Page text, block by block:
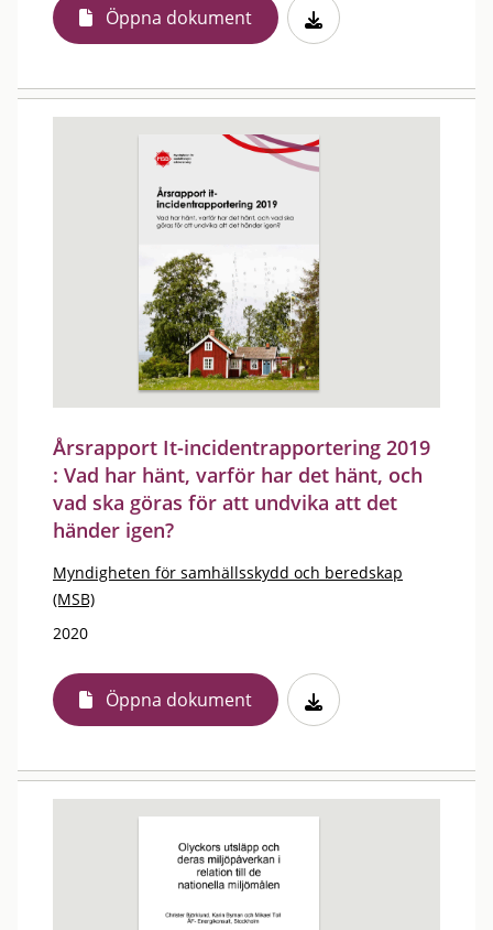
Öppna dokument
Årsrapport It-incidentrapportering 2019
: Vad har hänt, varför har det hänt, och
vad ska göras för att undvika att det
händer igen?
Myndigheten för samhällsskydd och beredskap
(MSB)
2020
Öppna dokument